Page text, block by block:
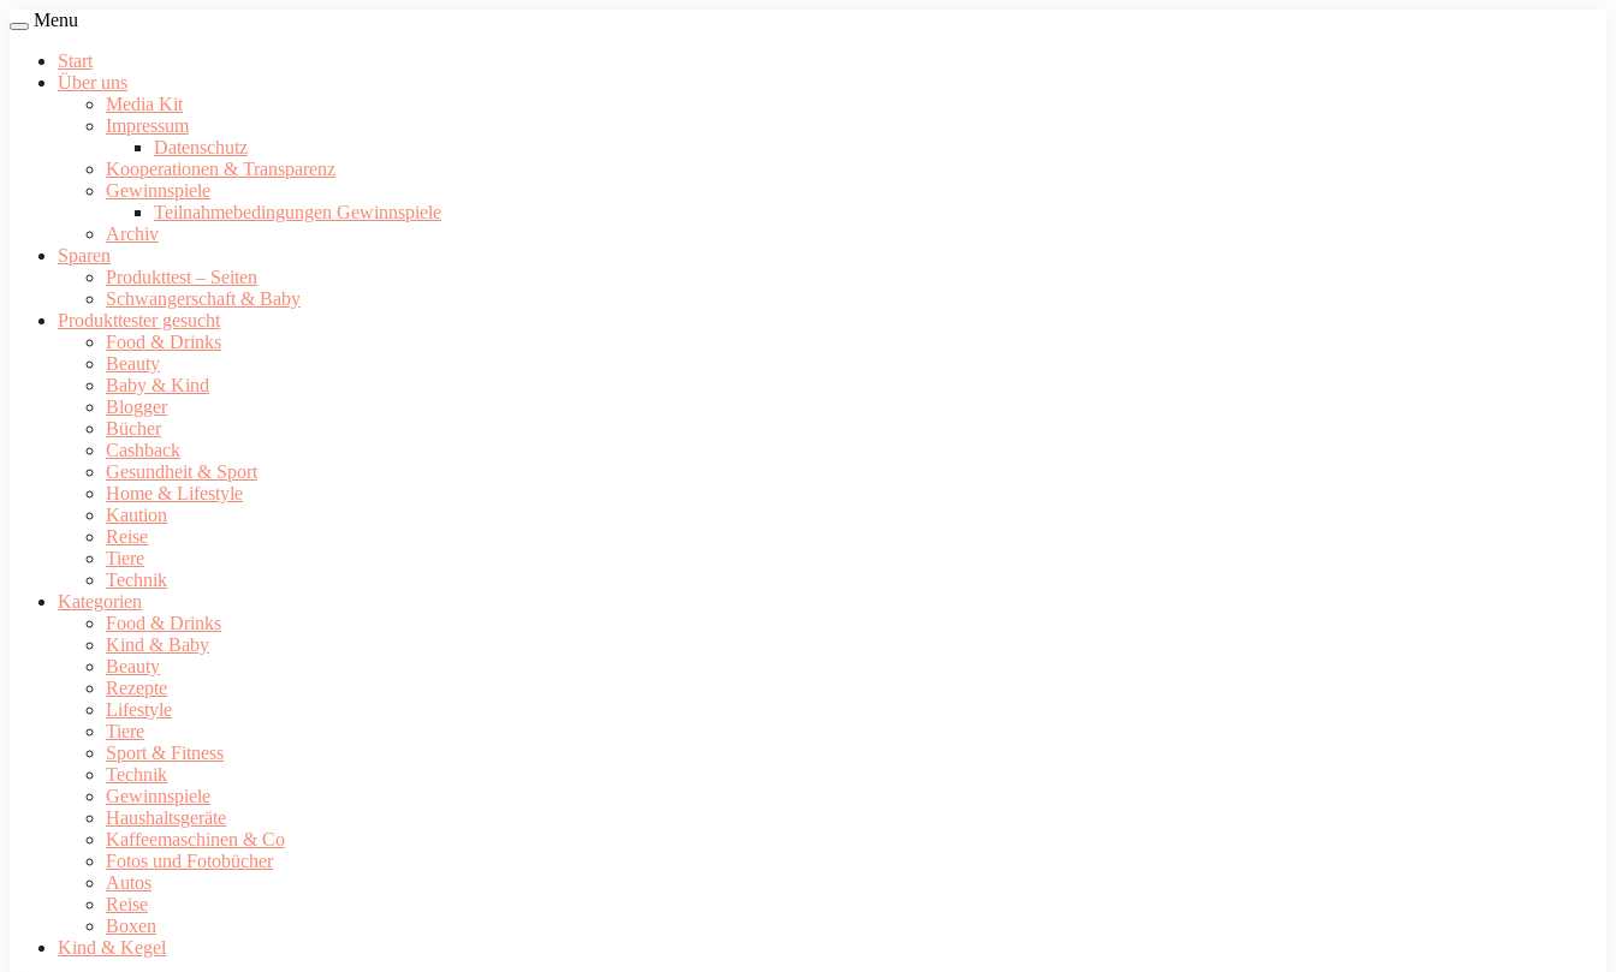
Menu
Start
Über uns
Media Kit
Impressum
Datenschutz
Kooperationen & Transparenz
Gewinnspiele
Teilnahmebedingungen Gewinnspiele
Archiv
Sparen
Produkttest – Seiten
Schwangerschaft & Baby
Produkttester gesucht
Food & Drinks
Beauty
Baby & Kind
Blogger
Bücher
Cashback
Gesundheit & Sport
Home & Lifestyle
Kaution
Reise
Tiere
Technik
Kategorien
Food & Drinks
Kind & Baby
Beauty
Rezepte
Lifestyle
Tiere
Sport & Fitness
Technik
Gewinnspiele
Haushaltsgeräte
Kaffeemaschinen & Co
Fotos und Fotobücher
Autos
Reise
Boxen
Kind & Kegel